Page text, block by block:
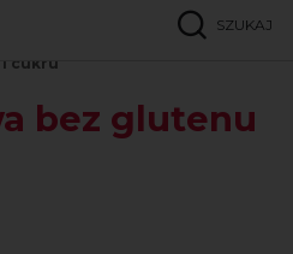
SZUKAJ
cukru
bez glutenu
Pinterest
w serwisie Facebook